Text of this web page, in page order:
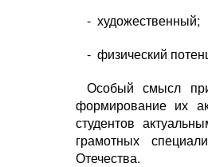
- художественный;
- физический
Особый смысл
формирование их
студентов
грамотных
Отечества.